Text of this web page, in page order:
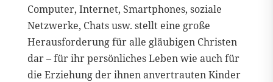
Computer, Internet, Smartphones, soziale
Netzwerke, Chats usw. stellt eine große
Herausforderung für alle gläubigen Christen
dar – für ihr persönliches Leben wie auch für
die Erziehung der ihnen anvertrauten Kinder